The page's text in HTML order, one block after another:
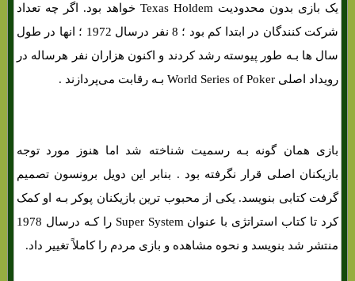
یک بازی بدون محدودیت Texas Holdem خواهد بود. اگر چه تعداد
شرکت کنندگان در ابتدا کم بود ؛ 8 نفر درسال 1972 ؛ انها در طول
سال ها بـه طور پیوسته رشد کردند و اکنون هزاران نفر هرساله در
رویداد اصلی World Series of Poker بـه رقابت می‌پردازند .
بازی همان‌ گونه بـه رسمیت شناخته شد اما هنوز مورد توجه
بازیکنان اصلی قرار نگرفته بود . بنابر این دویل برونسون تصمیم
گرفت کتابی بنویسد. یکی از محبوب ترین بازیکنان پوکر بـه او کمک
کرد تا کتاب استراتژی با عنوان Super System را کـه درسال 1978
منتشر شد بنویسد و نحوه مشاهده و بازی مردم را کاملاً تغییر داد.